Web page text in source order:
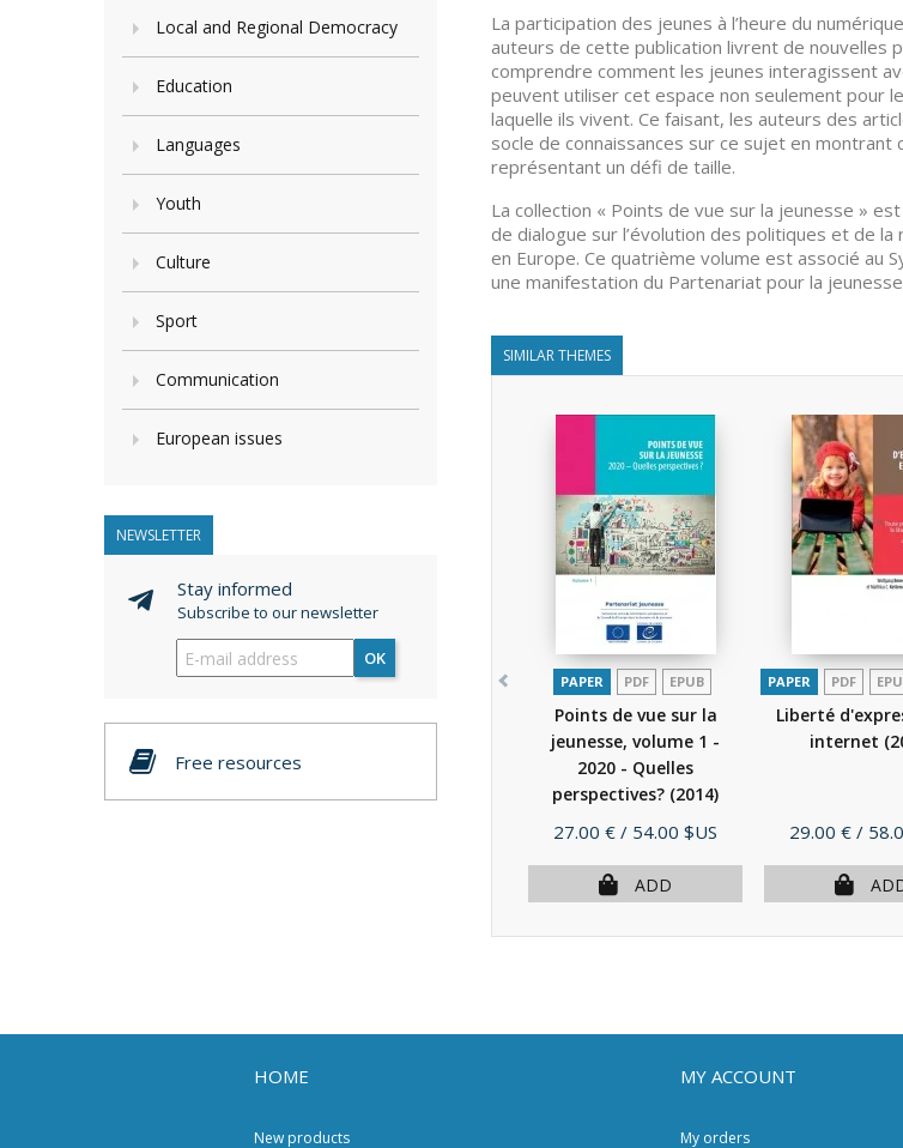
Local and Regional Democracy
Education
Languages
Youth
Culture
Sport
Communication
European issues
NEWSLETTER
Stay informed
Subscribe to our newsletter
OK
Free resources
La participation des jeunes à l’heure du
auteurs de cette publication livrent de
comprendre comment les jeunes interagissent
peuvent utiliser cet espace non seulement pour
laquelle ils vivent. Ce faisant, les auteurs des
socle de connaissances sur ce sujet en
représentant un défi de taille.
La collection « Points de vue sur la jeunesse »
de dialogue sur l’évolution des politiques et de
en Europe. Ce quatrième volume est associé au
une manifestation du Partenariat pour la
SIMILAR THEMES
PAPER PDF EPUB
Points de vue sur la
jeunesse, volume 1 -
2020 - Quelles
perspectives? (2014)
Price
27.00 € / 54.00 $US
ADD
PAPER PDF
Liberté
internet
Price
29.00 € /
HOME
New products
MY ACCOUNT
My orders